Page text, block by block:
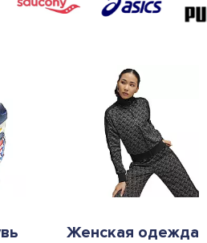
Женская одежда